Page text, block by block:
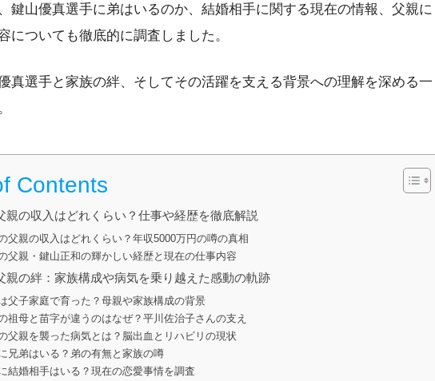
鍵山優真選手に弟はいるのか、結婚相手に関する現在の情報、父親に
についても徹底的に調査しました。
真選手と家族の絆、そしてその活躍を支える背景への理解を深める一
Contents
親の収入はどれくらい？仕事や経歴を徹底解説
父親の収入はどれくらい？年収5000万円の噂の真相
父親・鍵山正和の輝かしい経歴と現在の仕事内容
親の絆：家族構成や病気を乗り越えた感動の軌跡
父子家庭で育った？母親や家族構成の背景
祖母と苗字が違うのはなぜ？平川佐治子さんの支え
父親を襲った病気とは？脳出血とリハビリの現状
兄弟はいる？弟の有無と家族の噂
結婚相手はいる？現在の恋愛事情を調査